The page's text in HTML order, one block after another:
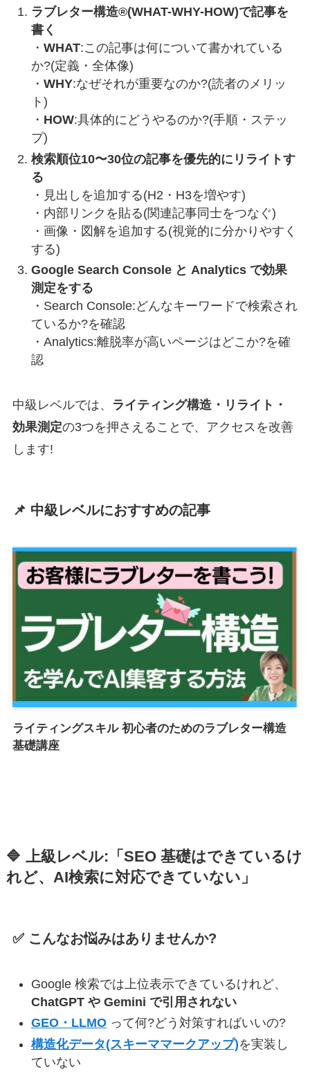
ラブレター構造®(WHAT-WHY-HOW)で記事を
書く
・ WHAT:この記事は何について書かれている
か?(定義・全体像)
・ WHY:なぜそれが重要なのか?(読者のメリッ
ト)
・ HOW:具体的にどうやるのか?(手順・ステッ
プ)
検索順位10〜30位の記事を優先的にリライトす
る
・見出しを追加する(H2・H3を増やす)
・内部リンクを貼る(関連記事同士をつなぐ)
・画像・図解を追加する(視覚的に分かりやすく
する)
Google Search Console と Analytics で効果
測定をする
・Search Console:どんなキーワードで検索され
ているか?を確認
・Analytics:離脱率が高いページはどこか?を確
認
中級レベルでは、
ライティング構造・リライト・
効果測定の3つを押さえることで、アクセスを改善
します!
📌 中級レベルにおすすめの記事
ライティングスキル 初心者のためのラブレター構造
基礎講座
🔷 上級レベル:「SEO 基礎はできているけ
れど、AI検索に対応できていない」
✅ こんなお悩みはありませんか?
Google 検索では上位表示できているけれど、
ChatGPT や Gemini で引用されない
GEO・LLMOって何?どう対策すればいいの?
構造化データ(スキーママークアップ)を実装し
ていない